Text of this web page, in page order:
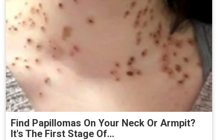
Find Papillomas On Your Neck Or Armpit?
It's The First Stage Of...